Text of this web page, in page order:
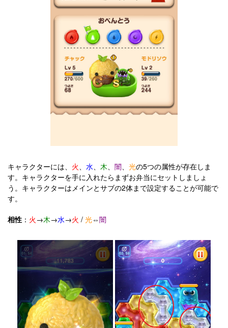
キャラクターには、 火、 水、 木、 闇、 光の5つの属性が存在しま
す。キャラクターを手に入れたらまずお弁当にセットしましょ
う。キャラクターはメインとサブの2体まで設定することが可能で
す。
相性 ： 火→木→水→火 / 光⇔闇